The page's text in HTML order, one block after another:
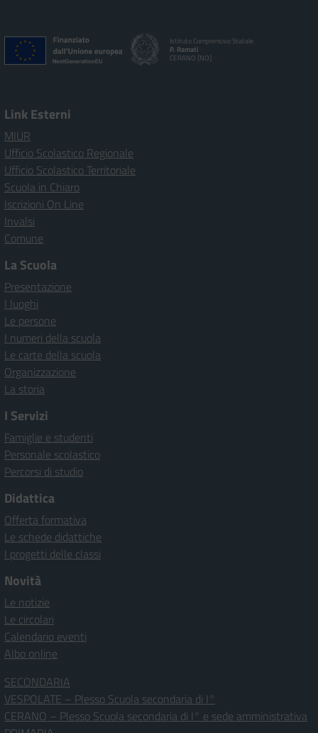
Istituto Comprensivo Statale
P. Ramati
CERANO [NO]
Link Esterni
MIUR
Ufficio Scolastico Regionale
Ufficio Scolastico Territoriale
Scuola in Chiaro
Iscrizioni On Line
Invalsi
Comune
La Scuola
Presentazione
I luoghi
Le persone
I numeri della scuola
Le carte della scuola
Organizzazione
La storia
I Servizi
Famiglie e studenti
Personale scolastico
Percorsi di studio
Didattica
Offerta formativa
Le schede didattiche
I progetti delle classi
Novità
Le notizie
Le circolari
Calendario eventi
Albo online
SECONDARIA
VESPOLATE – Plesso Scuola secondaria di I°
CERANO – Plesso Scuola secondaria di I° e sede amministrativa